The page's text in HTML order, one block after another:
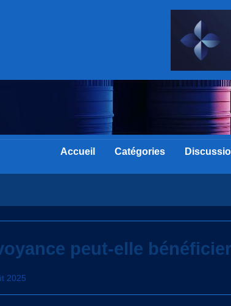
Accueil Catégories
peut-elle
2025